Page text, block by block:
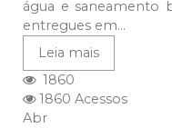
água e saneamento
entregues em...
Leia mais
1860
1860 Acessos
Abr